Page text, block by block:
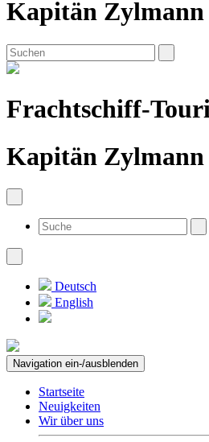
Kapitän
Frachtschiff-
Kapitän
Deutsch
English
Navigation ein-/ausblenden
Startseite
Neuigkeiten
Wir über uns